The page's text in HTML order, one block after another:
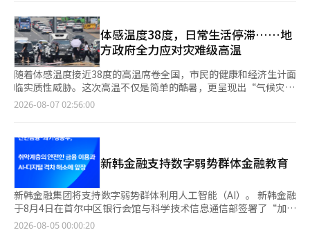
在持续进行。今年3月举行的第三次“包容性金融大转型”会议
后，金融界和企业承诺的微型金融额外捐赠总额为7000亿韩元。
新韩、我们的、KB、 하나、NH金融各自承诺捐赠1000亿韩元，总
计5000亿韩元。NH金融计划在年内新设NH微型金融基金会。上个
月，三星集团也宣布为支持小型自营业者的实际自立捐赠2000亿
韩元。 韩国微型金融机构院长金恩京表示：“微型金融是金融界
和企业共同打造的韩国式小额信贷，也是生产性金融的典型模式。
我们将扩大对小型自营业者、青年和金融弱势群体的支持，以帮助
辑。
山，气温超过40度已经持续了几天”，并要求：“由于酷暑可能会
持续一段时间，政府应以非常的决心，直到酷暑缓解为止，全面启
动应对机制。” 李总统强调：“政府最重要的任务是保护国民的
生命和安全”，并要求：“所有部门和地方政府应全力以赴，动员
可用的人力和资源，尽量减少酷暑造成的损害。” 他特别指示要
加强对独居老人和廉租房居民等弱势群体的保护措施，要求对无法
使用空调的居民进行上门探访，仔细确认他们的安危。 李总统还
呼吁加强对在酷暑中工作的劳动者的安全管理。他要求：“要彻底
定，并确保安全规范在现场得到遵守。” 他强调要提前预防农
业、渔业和社会基础设施的损失，要求确保牲畜、养殖鱼类和农作
物的安全，同时密切管理道路、铁路等社会基础设施的安全和电力
供应情况。 李总统还要求关注现场应对人员的健康和安全，包括
公务员、警察、消防员和志愿者等。 针对南部地区日益严重的干
旱，他要求制定稳定的供水对策。李总统表示：“由于近期没有降
雨预报，应积极推进替代供水和抽水设备的使用，确保供水不受影
响。” 他还强调：“对于没有自来水供应的岛屿和山区，不仅要
体感温度38度，日常生活停滞……地
方政府全力应对灾难级高温
随着体感温度接近38度的高温席卷全国，市民的健康和经济生计面
临实质性威胁。这次高温不仅是简单的酷暑，更呈现出“气候灾
难”的特征，各地主要政府迅速投入紧急灾难基金，启动应对弱势
要地区发布了今夏首个“高温重大警报”。在发布高温特报的最高
级别警报下，热相关疾病患者急剧增加，户外作业的安全事故风险
加大，国家面临灾难性局面。 极端高温还导致文化艺术界和地方
经济的瘫痪。原定在首尔广场和汉阳城墙附近举行的“文化流动首
尔广场”等5项户外活动因安全原因全面取消，主要旅游景点的解
说活动和流动旅游咨询处的运营也暂时中止。这使得与活动相关的
工作人员和附近的小商户受到重创。 一位户外活动导演A表
示：“活动取消导致我这个月的收入中断，生计问题比酷暑更让我
2026-08-07 02:56:00
新韩金融支持数字弱势群体金融教育
新韩金融集团将支持数字弱势群体利用人工智能（AI）。 新韩金融
于8月4日在首尔中区银行会馆与科学技术信息通信部签署了“加强
数字弱势群体的AI能力及安全使用数字金融的合作协议”。 此次协
2026-08-05 00:00:20